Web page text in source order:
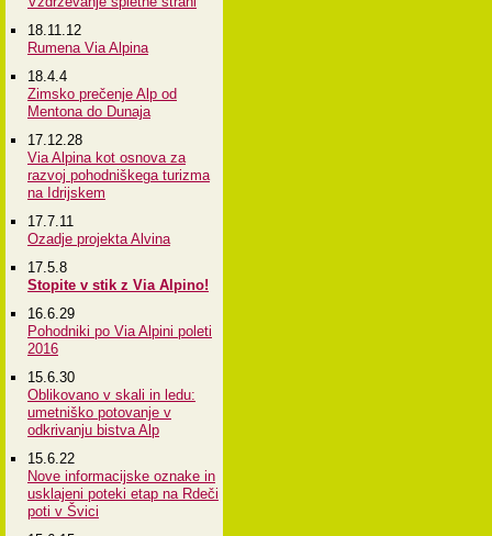
18.11.12
Rumena Via Alpina
18.4.4
Zimsko prečenje Alp od
Mentona do Dunaja
17.12.28
Via Alpina kot osnova za
razvoj pohodniškega turizma
na Idrijskem
17.7.11
Ozadje projekta Alvina
17.5.8
Stopite v stik z Via Alpino!
16.6.29
Pohodniki po Via Alpini poleti
2016
15.6.30
Oblikovano v skali in ledu:
umetniško potovanje v
odkrivanju bistva Alp
15.6.22
Nove informacijske oznake in
usklajeni poteki etap na Rdeči
poti v Švici